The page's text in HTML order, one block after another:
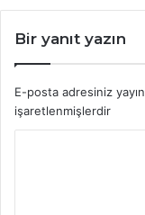
Bir yanıt yazın
E-posta adresiniz
işaretlenmişlerdir